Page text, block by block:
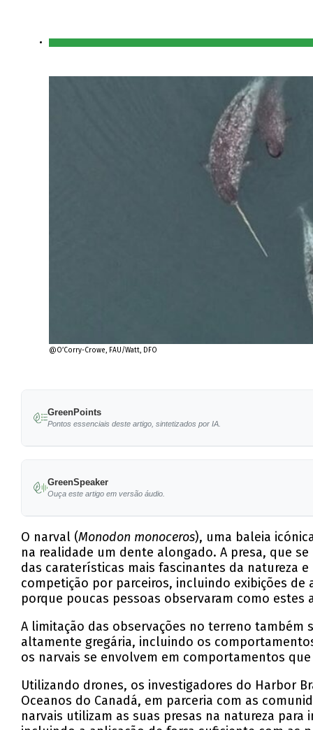
@O’Corry-Crowe, FAU/Watt, DFO
GreenPoints
Pontos essenciais deste artigo, sintetizados por IA.
Investigadores capturaram 17
As observações feitas com drones permitem
Esta pesquisa sublinha a importância de
GreenSpeaker
Ouça este artigo em versão áudio.
O narval (Monodon monoceros), uma baleia
na realidade um dente alongado. A presa, que
das caraterísticas mais fascinantes da natureza
competição por parceiros, incluindo exibições
porque poucas pessoas observaram como estes
A limitação das observações no terreno
altamente gregária, incluindo os
os narvais se envolvem em comportamentos
Utilizando drones, os investigadores do Harbor
Oceanos do Canadá, em parceria com as
narvais utilizam as suas presas na natureza